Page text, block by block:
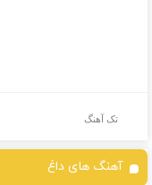
تک آهنگ
آهنگ های داغ